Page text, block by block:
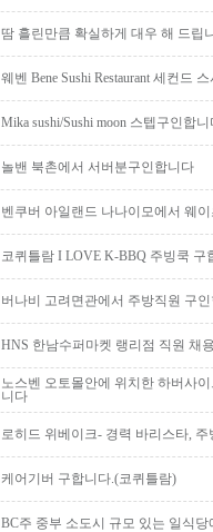
땀 흘린만큼 확실하게 대우 해 드립
웨벤 Bene Sushi Restaurant 세컨드
Mika sushi/Sushi moon 스텝구인합
놀밴 북촌에서 서버분구인합니다
벤쿠버 아일랜드 나나이모에서 웨
코퀴틀람 I LOVE K-BBQ 주빙쿡 구
버나비 고려면관에서 주방직원 구
HNS 한남수퍼마켓 랭리점 직원 채
노스벤 오토몰안에 위치한 하버사
니다
로히드 위베이크- 경력 바리스타, 주
케어기버 구합니다.(코퀴틀람)
BC주 중부 소도시 규모 있는 일식